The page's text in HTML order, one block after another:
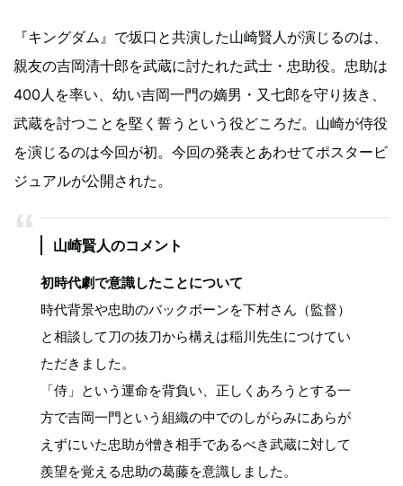
『キングダム』で坂口と共演した山崎賢人が演じるのは、
親友の吉岡清十郎を武蔵に討たれた武士・忠助役。忠助は
400人を率い、幼い吉岡一門の嫡男・又七郎を守り抜き、
武蔵を討つことを堅く誓うという役どころだ。山崎が侍役
を演じるのは今回が初。今回の発表とあわせてポスタービ
ジュアルが公開された。
山崎賢人のコメント
初時代劇で意識したことについて
時代背景や忠助のバックボーンを下村さん（監督）
と相談して刀の抜刀から構えは稲川先生につけてい
ただきました。
「侍」という運命を背負い、正しくあろうとする一
方で吉岡一門という組織の中でのしがらみにあらが
えずにいた忠助が憎き相手であるべき武蔵に対して
羨望を覚える忠助の葛藤を意識しました。